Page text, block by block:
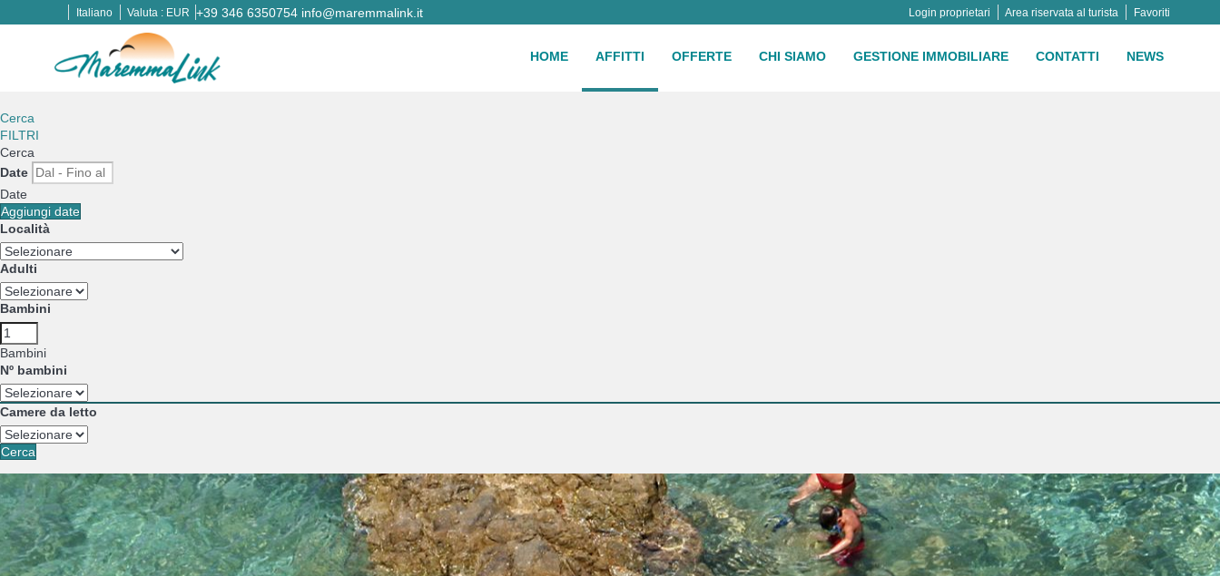
Italiano Valuta : EUR +39 346 6350754 info@maremmalink.it Favoriti
Area riservata al turista
Login proprietari
HOME AFFITTI OFFERTE CHI SIAMO GESTIONE IMMOBILIARE CONTATTI NEWS
Cerca
FILTRI
Cerca
Date
Date
Aggiungi date
Località
Adulti
Bambini
Bambini
Nº bambini
Camere da letto
Cerca